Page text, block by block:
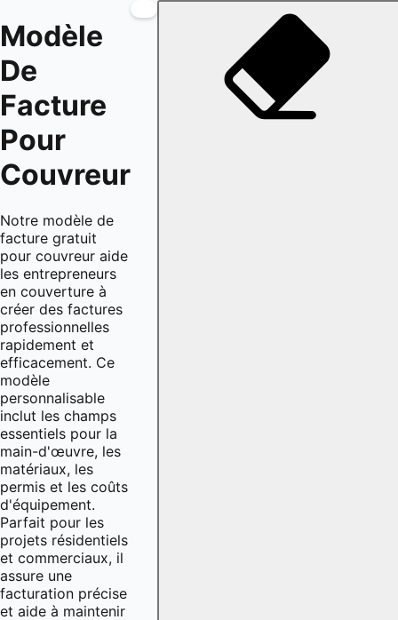
Modèle
De
Facture
Pour
Couvreur
Notre modèle de
facture gratuit
pour couvreur aide
les entrepreneurs
en couverture à
créer des factures
professionnelles
rapidement et
efficacement. Ce
modèle
personnalisable
inclut les champs
essentiels pour la
main-d'œuvre, les
matériaux, les
permis et les coûts
d'équipement.
Parfait pour les
projets résidentiels
et commerciaux, il
assure une
facturation précise
et aide à maintenir